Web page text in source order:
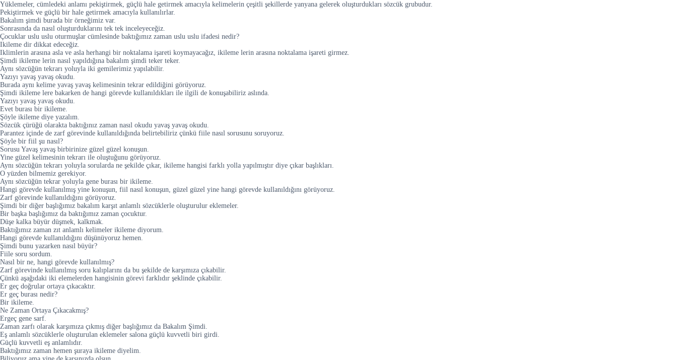
Yüklemeler, cümledeki anlamı pekiştirmek, güçlü hale getirmek amacıyla kelimelerin çeşitli şekillerde yanyana gelerek oluşturdukları sözcük grubudur.
Pekiştirmek ve güçlü bir hale getirmek amacıyla kullanılırlar.
Bakalım şimdi burada bir örneğimiz var.
Sonrasında da nasıl oluşturduklarını tek tek inceleyeceğiz.
Çocuklar uslu uslu oturmuşlar cümlesinde baktığımız zaman uslu uslu ifadesi nedir?
Ikileme dir dikkat edeceğiz.
Iklimlerin arasına asla ve asla herhangi bir noktalama işareti koymayacağız, ikileme lerin arasına noktalama işareti girmez.
Şimdi ikileme lerin nasıl yapıldığına bakalım şimdi teker teker.
Aynı sözcüğün tekrarı yoluyla iki gemilerimiz yapılabilir.
Yazıyı yavaş yavaş okudu.
Burada aynı kelime yavaş yavaş kelimesinin tekrar edildiğini görüyoruz.
Şimdi ikileme lere bakarken de hangi görevde kullanıldıkları ile ilgili de konuşabiliriz aslında.
Yazıyı yavaş yavaş okudu.
Evet burası bir ikileme.
Şöyle ikileme diye yazalım.
Sözcük çürüğü olarakta baktığınız zaman nasıl okudu yavaş yavaş okudu.
Parantez içinde de zarf görevinde kullanıldığında belirtebiliriz çünkü fiile nasıl sorusunu soruyoruz.
Şöyle bir fiil şu nasıl?
Sorusu Yavaş yavaş birbirinize güzel güzel konuşun.
Yine güzel kelimesinin tekrarı ile oluştuğunu görüyoruz.
Aynı sözcüğün tekrarı yoluyla sorularda ne şekilde çıkar, ikileme hangisi farklı yolla yapılmıştır diye çıkar başlıkları.
O yüzden bilmemiz gerekiyor.
Aynı sözcüğün tekrar yoluyla gene burası bir ikileme.
Hangi görevde kullanılmış yine konuşun, fiil nasıl konuşun, güzel güzel yine hangi görevde kullanıldığını görüyoruz.
Zarf görevinde kullanıldığını görüyoruz.
Şimdi bir diğer başlığımız bakalım karşıt anlamlı sözcüklerle oluşturulur eklemeler.
Bir başka başlığımız da baktığımız zaman çocuktur.
Düşe kalka büyür düşmek, kalkmak.
Baktığımız zaman zıt anlamlı kelimeler ikileme diyorum.
Hangi görevde kullanıldığını düşünüyoruz hemen.
Şimdi bunu yazarken nasıl büyür?
Fiile soru sordum.
Nasıl bir ne, hangi görevde kullanılmış?
Zarf görevinde kullanılmış soru kalıplarını da bu şekilde de karşımıza çıkabilir.
Çünkü aşağıdaki iki elemelerden hangisinin görevi farklıdır şeklinde çıkabilir.
Er geç doğrular ortaya çıkacaktır.
Er geç burası nedir?
Bir ikileme.
Ne Zaman Ortaya Çıkacakmış?
Ergeç gene sarf.
Zaman zarfı olarak karşımıza çıkmış diğer başlığımız da Bakalım Şimdi.
Eş anlamlı sözcüklerle oluşturulan eklemeler salona güçlü kuvvetli biri girdi.
Güçlü kuvvetli eş anlamlıdır.
Baktığımız zaman hemen şuraya ikileme diyelim.